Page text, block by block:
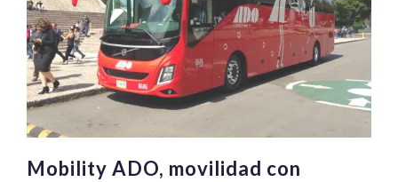
la
IAA
Mobility ADO, movilidad con